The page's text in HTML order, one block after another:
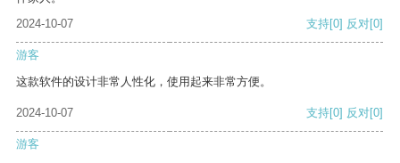
2024-10-07
支持[0] 反对[0]
游客
这款软件的设计非常人性化，使用起来非常方便。
2024-10-07 支持[0] 反对[0]
游客